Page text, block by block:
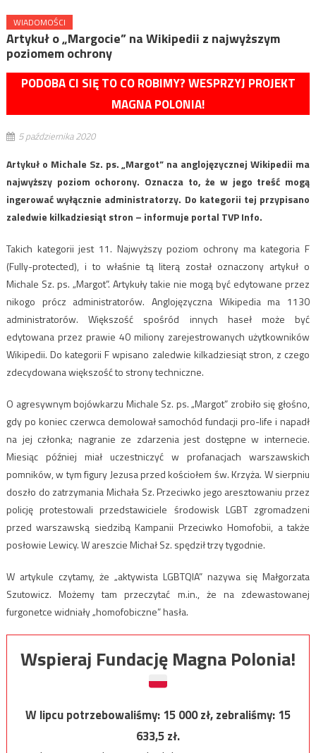
WIADOMOŚCI
Artykuł o „Margocie” na Wikipedii z najwyższym
poziomem ochrony
PODOBA CI SIĘ TO CO ROBIMY? WESPRZYJ PROJEKT
MAGNA POLONIA!
5 października 2020
Artykuł o Michale Sz. ps. „Margot” na anglojęzycznej Wikipedii ma
najwyższy poziom ochorony. Oznacza to, że w jego treść mogą
ingerować wyłącznie administratorzy. Do kategorii tej przypisano
zaledwie kilkadziesiąt stron – informuje portal TVP Info.
Takich kategorii jest 11. Najwyższy poziom ochrony ma kategoria F
(Fully-protected), i to właśnie tą literą został oznaczony artykuł o
Michale Sz. ps. „Margot”. Artykuły takie nie mogą być edytowane przez
nikogo prócz administratorów. Anglojęzyczna Wikipedia ma 1130
administratorów. Większość spośród innych haseł może być
edytowana przez prawie 40 miliony zarejestrowanych użytkowników
Wikipedii. Do kategorii F wpisano zaledwie kilkadziesiąt stron, z czego
zdecydowana większość to strony techniczne.
O agresywnym bojówkarzu Michale Sz. ps. „Margot” zrobiło się głośno,
gdy po koniec czerwca demolował samochód fundacji pro-life i napadł
na jej członka; nagranie ze zdarzenia jest dostępne w internecie.
Miesiąc później miał uczestniczyć w profanacjach warszawskich
pomników, w tym figury Jezusa przed kościołem św. Krzyża. W sierpniu
doszło do zatrzymania Michała Sz. Przeciwko jego aresztowaniu przez
policję protestowali przedstawiciele środowisk LGBT zgromadzeni
przed warszawską siedzibą Kampanii Przeciwko Homofobii, a także
posłowie Lewicy. W areszcie Michał Sz. spędził trzy tygodnie.
W artykule czytamy, że „aktywista LGBTQIA” nazywa się Małgorzata
Szutowicz. Możemy tam przeczytać m.in., że na zdewastowanej
furgonetce widniały „homofobiczne” hasła.
Wspieraj Fundację Magna Polonia!
W lipcu potrzebowaliśmy:15 000zł, zebraliśmy:15
633,5zł.